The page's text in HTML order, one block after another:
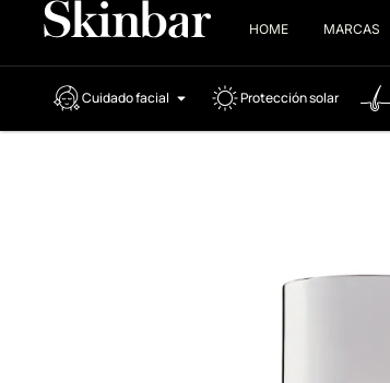
HOME MARCAS
Cuidado facial Protección solar